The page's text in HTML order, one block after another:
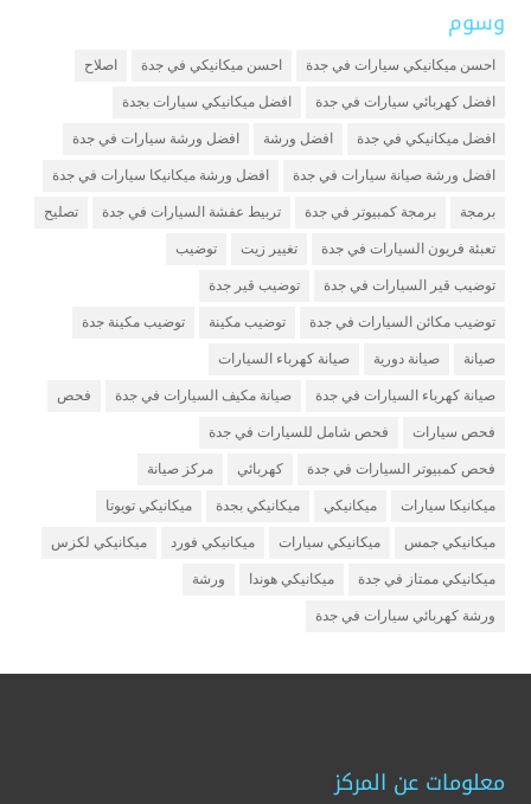
وسوم
احسن ميكانيكي سيارات في جدة احسن ميكانيكي في جدة اصلاح
افضل كهربائي سيارات في جدة افضل ميكانيكي سيارات بجدة
افضل ميكانيكي في جدة افضل ورشة افضل ورشة سيارات في جدة
افضل ورشة صيانة سيارات في جدة افضل ورشة ميكانيكا سيارات في جدة
برمجة برمجة كمبيوتر في جدة تربيط عفشة السيارات في جدة تصليح
تعبئة فريون السيارات في جدة تغيير زيت توضيب
توضيب قير السيارات في جدة توضيب قير جدة
توضيب مكائن السيارات في جدة توضيب مكينة توضيب مكينة جدة
صيانة صيانة دورية صيانة كهرباء السيارات
صيانة كهرباء السيارات في جدة صيانة مكيف السيارات في جدة فحص
فحص سيارات فحص شامل للسيارات في جدة
فحص كمبيوتر السيارات في جدة كهربائي مركز صيانة
ميكانيكا سيارات ميكانيكي ميكانيكي بجدة ميكانيكي تويوتا
ميكانيكي جمس ميكانيكي سيارات ميكانيكي فورد ميكانيكي لكزس
ميكانيكي ممتاز في جدة ميكانيكي هوندا ورشة
ورشة كهربائي سيارات في جدة
معلومات عن المركز